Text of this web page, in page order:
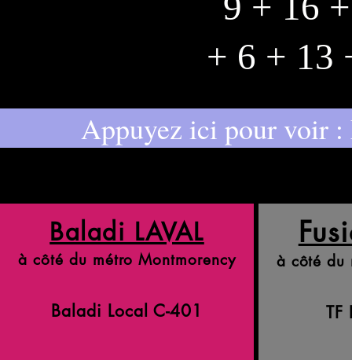
+ 6 + 13
Baladi LAVAL
à côté du métro Montmorency
Baladi Local C-401
à côté du
TF
Appuyez ici pour voir :